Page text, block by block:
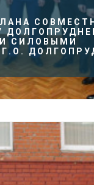
СИЛОВЫМИ